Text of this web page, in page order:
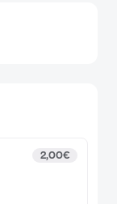
2,00€